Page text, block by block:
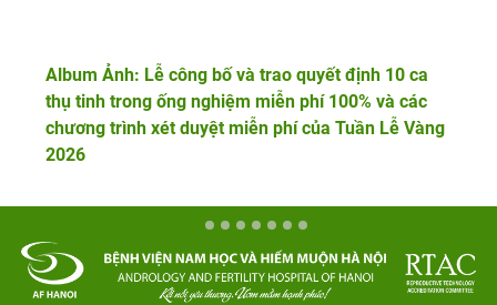
Album Ảnh: Lễ công bố và trao quyết định 10 ca
thụ tinh trong ống nghiệm miễn phí 100% và các
chương trình xét duyệt miễn phí của Tuần Lễ Vàng
2026